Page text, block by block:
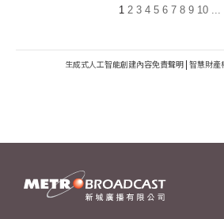
1 2 3 4 5 6 7 8 9 10 ...
生成式人工智能創建內容免責聲明 | 智慧財產